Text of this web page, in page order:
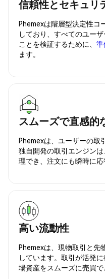
信頼性とセキュリ
Phemexは階層型決定性コ
しており、すべてのユー
ことを検証するために、 準
ます。
スムーズで直感的
Phemexは、ユーザーの取
独自開発の取引エンジン
理でき、注文にも瞬時に応
高い流動性
Phemexは、現物取引と先
しています。取引が活発
場資産をスムーズに売買で